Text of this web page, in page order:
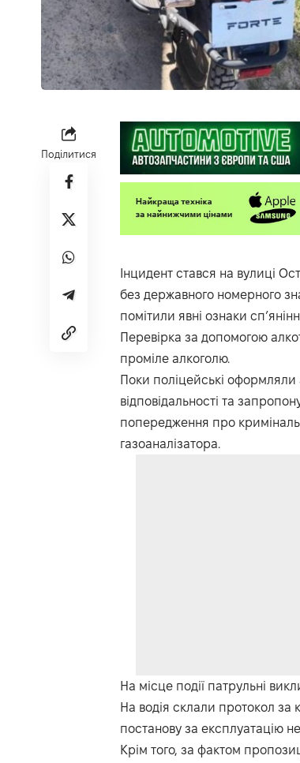
Поділитися
Інцидент стався на вулиці
без державного номерного
помітили явні ознаки
Перевірка за допомогою
проміле алкоголю.
Поки поліцейські оформляли
відповідальності та
попередження про
газоаналізатора.
На місце події патрульні
На водія склали протокол за
постанову за експлуатацію
Крім того, за фактом